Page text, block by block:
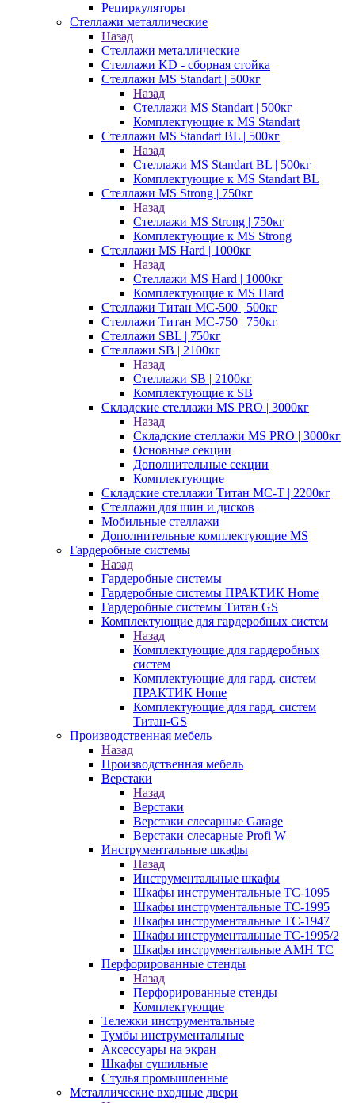
Рециркуляторы
Стеллажи металлические
Назад
Стеллажи металлические
Стеллажи KD - сборная стойка
Стеллажи MS Standart | 500кг
Назад
Стеллажи MS Standart | 500кг
Комплектующие к MS Standart
Стеллажи MS Standart BL | 500кг
Назад
Стеллажи MS Standart BL | 500кг
Комплектующие к MS Standart BL
Стеллажи MS Strong | 750кг
Назад
Стеллажи MS Strong | 750кг
Комплектующие к MS Strong
Стеллажи MS Hard | 1000кг
Назад
Стеллажи MS Hard | 1000кг
Комплектующие к MS Hard
Стеллажи Титан МС-500 | 500кг
Стеллажи Титан МС-750 | 750кг
Стеллажи SBL | 750кг
Стеллажи SB | 2100кг
Назад
Стеллажи SB | 2100кг
Комплектующие к SB
Складские стеллажи MS PRO | 3000кг
Назад
Складские стеллажи MS PRO | 3000кг
Основные секции
Дополнительные секции
Комплектующие
Складские стеллажи Титан МС-Т | 2200кг
Стеллажи для шин и дисков
Мобильные стеллажи
Дополнительные комплектующие MS
Гардеробные системы
Назад
Гардеробные системы
Гардеробные системы ПРАКТИК Home
Гардеробные системы Титан GS
Комплектующие для гардеробных систем
Назад
Комплектующие для гардеробных
систем
Комплектующие для гард. систем
ПРАКТИК Home
Комплектующие для гард. систем
Титан-GS
Производственная мебель
Назад
Производственная мебель
Верстаки
Назад
Верстаки
Верстаки слесарные Garage
Верстаки слесарные Profi W
Инструментальные шкафы
Назад
Инструментальные шкафы
Шкафы инструментальные TC-1095
Шкафы инструментальные TC-1995
Шкафы инструментальные TC-1947
Шкафы инструментальные TC-1995/2
Шкафы инструментальные AMH TC
Перфорированные стенды
Назад
Перфорированные стенды
Комплектующие
Тележки инструментальные
Тумбы инструментальные
Аксессуары на экран
Шкафы сушильные
Стулья промышленные
Металлические входные двери